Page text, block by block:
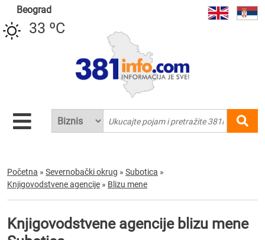
Beograd
33 ºC
Početna » Severnobački okrug » Subotica »
Knjigovodstvene agencije » Blizu mene
Knjigovodstvene agencije blizu mene